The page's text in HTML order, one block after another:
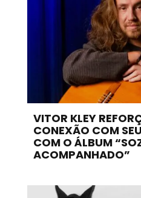
VITOR KLEY
CONEXÃO COM
COM O ÁLBUM
ACOMPANHADO”